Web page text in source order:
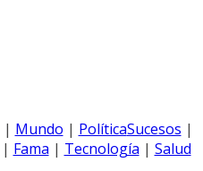
| Mundo | PolíticaSucesos |
| Fama | Tecnología | Salud